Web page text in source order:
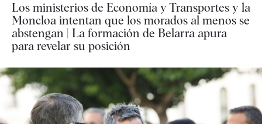
Los ministerios de Economía y Transportes y la
Moncloa intentan que los morados al menos se
abstengan | La formación de Belarra apura
para revelar su posición